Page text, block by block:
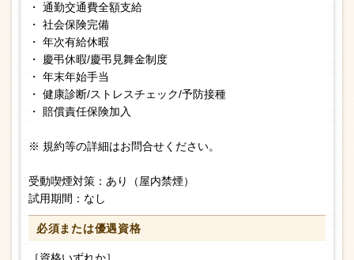
・ 通勤交通費全額支給
・ 社会保険完備
・ 年次有給休暇
・ 慶弔休暇/慶弔見舞金制度
・ 年末年始手当
・ 健康診断/ストレスチェック/予防接種
・ 賠償責任保険加入
※ 規約等の詳細はお問合せください。
受動喫煙対策：あり（屋内禁煙）
試用期間：なし
必須または優遇資格